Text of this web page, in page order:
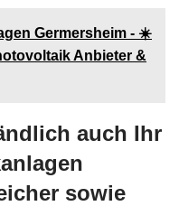
Germersheim - ☀️
Anbieter &
auch Ihr
sowie